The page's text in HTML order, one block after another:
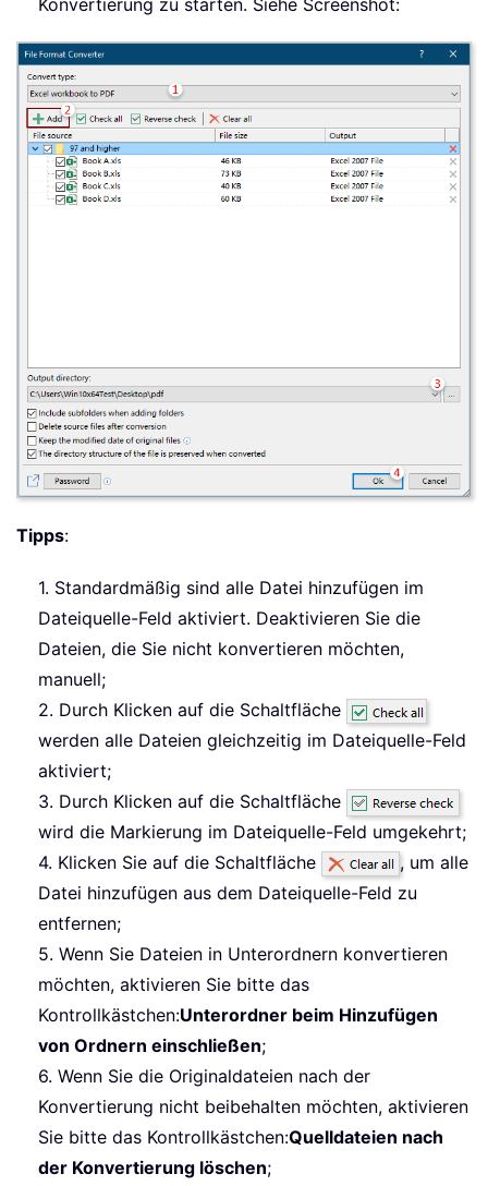
Konvertierung zu starten. Siehe Screenshot:
Tipps:
1. Standardmäßig sind alle Datei hinzufügen im
Dateiquelle-Feld aktiviert. Deaktivieren Sie die
Dateien, die Sie nicht konvertieren möchten,
manuell;
2. Durch Klicken auf die Schaltfläche
werden alle Dateien gleichzeitig im Dateiquelle-Feld
aktiviert;
3. Durch Klicken auf die Schaltfläche
wird die Markierung im Dateiquelle-Feld umgekehrt;
4. Klicken Sie auf die Schaltfläche
, um alle
Datei hinzufügen aus dem Dateiquelle-Feld zu
entfernen;
5. Wenn Sie Dateien in Unterordnern konvertieren
möchten, aktivieren Sie bitte das
Kontrollkästchen:Unterordner beim Hinzufügen
von Ordnern einschließen;
6. Wenn Sie die Originaldateien nach der
Konvertierung nicht beibehalten möchten, aktivieren
Sie bitte das Kontrollkästchen:Quelldateien nach
der Konvertierung löschen;